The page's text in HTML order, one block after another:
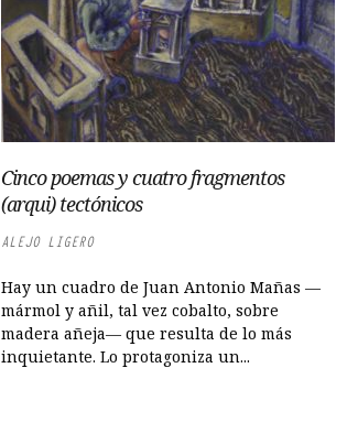
Cinco poemas y cuatro fragmentos
(arqui) tectónicos
ALEJO LIGERO
Hay un cuadro de Juan Antonio Mañas —
mármol y añil, tal vez cobalto, sobre
madera añeja— que resulta de lo más
inquietante. Lo protagoniza un...